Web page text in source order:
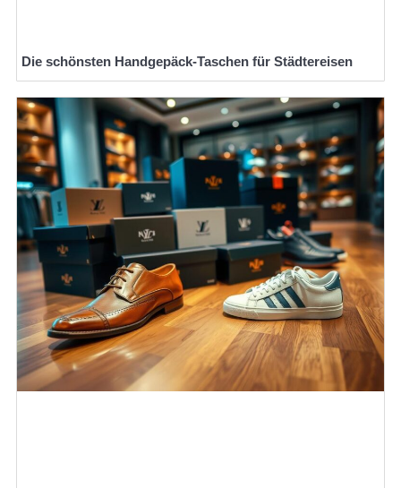
Die schönsten Handgepäck-Taschen für Städtereisen